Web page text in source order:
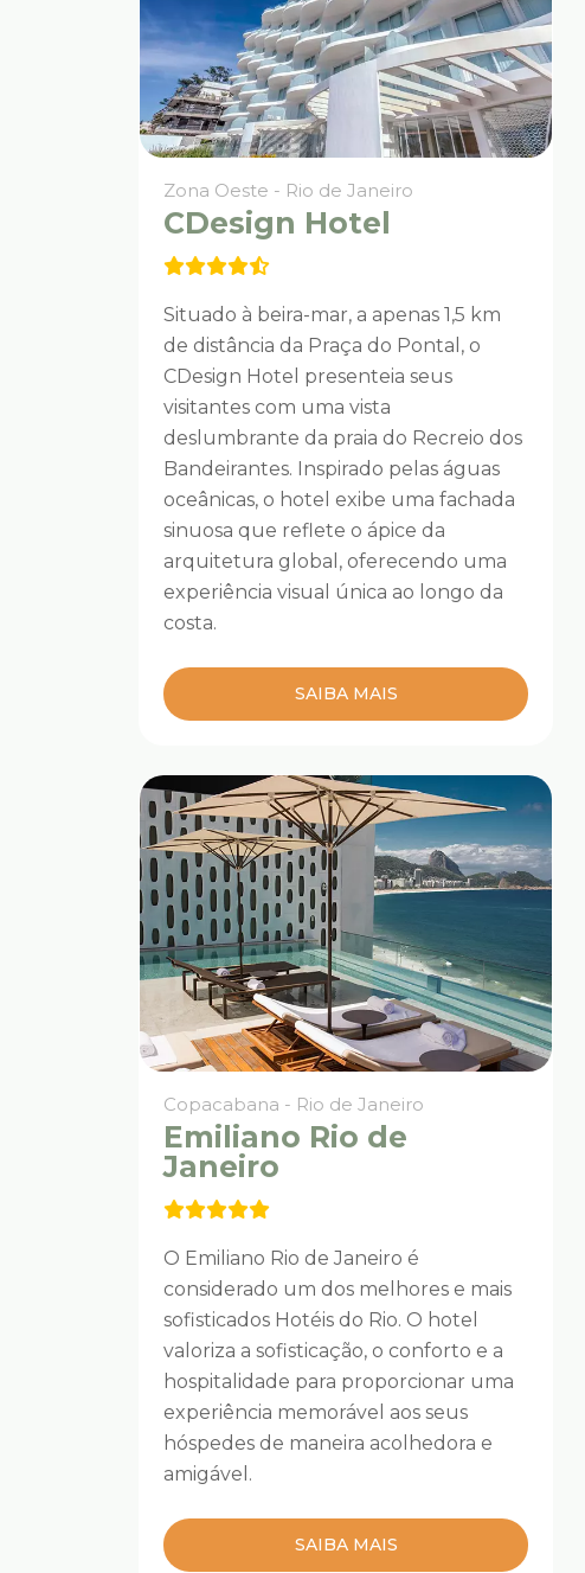
Zona Oeste - Rio de Janeiro
CDesign Hotel
Situado à beira-mar, a apenas 1,5 km
de distância da Praça do Pontal, o
CDesign Hotel presenteia seus
visitantes com uma vista
deslumbrante da praia do Recreio dos
Bandeirantes. Inspirado pelas águas
oceânicas, o hotel exibe uma fachada
sinuosa que reflete o ápice da
arquitetura global, oferecendo uma
experiência visual única ao longo da
costa.
SAIBA MAIS
Copacabana - Rio de Janeiro
Emiliano Rio de
Janeiro
O Emiliano Rio de Janeiro é
considerado um dos melhores e mais
sofisticados Hotéis do Rio. O hotel
valoriza a sofisticação, o conforto e a
hospitalidade para proporcionar uma
experiência memorável aos seus
hóspedes de maneira acolhedora e
amigável.
SAIBA MAIS